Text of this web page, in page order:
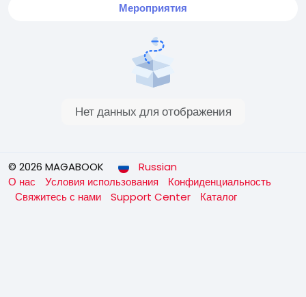
Мероприятия
Нет данных для отображения
© 2026 MAGABOOK
Russian
О нас
Условия использования
Конфиденциальность
Свяжитесь с нами
Support Center Каталог